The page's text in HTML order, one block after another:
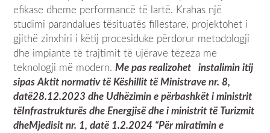
efikase dheme performancë të lartë. Krahas një
studimi parandalues ​​tësituatës fillestare, projektohet i
gjithë zinxhiri i këtij procesiduke përdorur metodologji
dhe impiante të trajtimit të ujërave tëzeza me
teknologji më modern.Me pas realizohet instalimin itij
sipasAktit normativ të Këshillit të Ministrave nr. 8,
datë28.12.2023dhe Udhëzimin epërbashkët i ministrit
tëInfrastrukturës dhe Energjisë dhe i ministrit të Turizmit
dheMjedisit nr. 1,datë 1.2.2024 “Për miratimin e